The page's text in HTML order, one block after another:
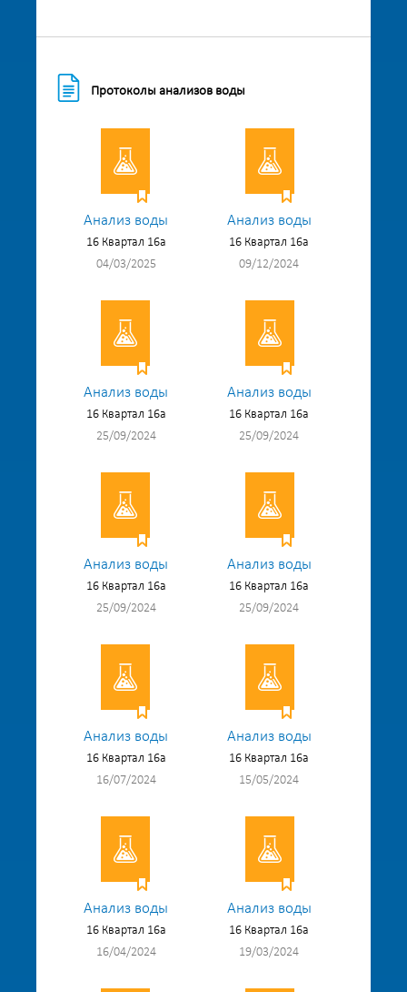
Протоколы анализов воды
Анализ воды
16 Квартал 16а
04/03/2025
Анализ воды
16 Квартал 16а
09/12/2024
Анализ воды
16 Квартал 16а
25/09/2024
Анализ воды
16 Квартал 16а
25/09/2024
Анализ воды
16 Квартал 16а
25/09/2024
Анализ воды
16 Квартал 16а
25/09/2024
Анализ воды
16 Квартал 16а
16/07/2024
Анализ воды
16 Квартал 16а
15/05/2024
Анализ воды
16 Квартал 16а
16/04/2024
Анализ воды
16 Квартал 16а
19/03/2024